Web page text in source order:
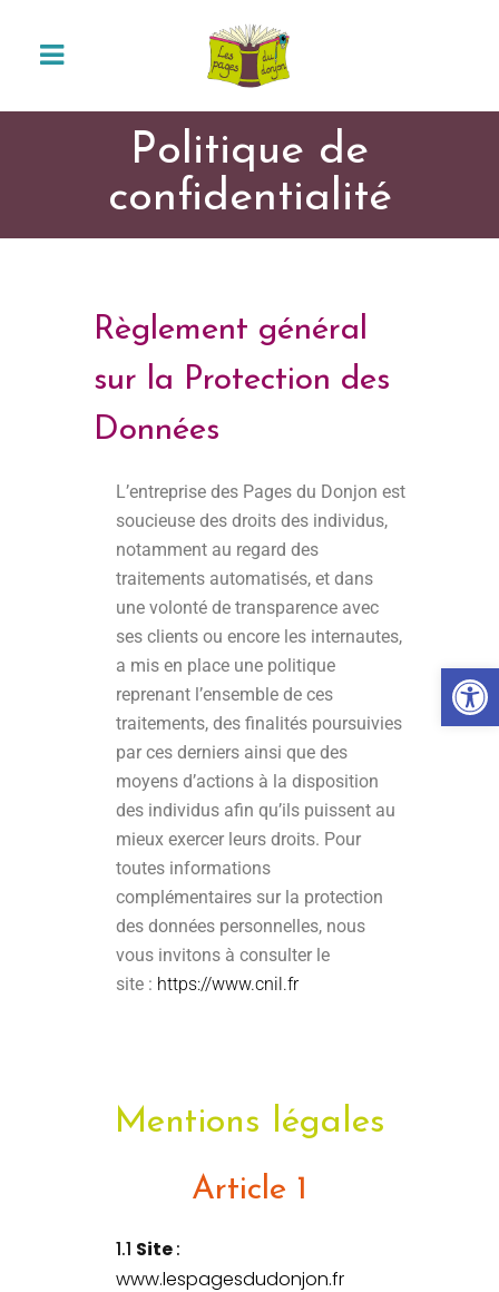
Ouvrir
Politique de
confidentialité
Règlement général
sur la Protection des
Données
L’entreprise des Pages du Donjon est
soucieuse des droits des individus,
notamment au regard des
traitements automatisés, et dans
une volonté de transparence avec
ses clients ou encore les internautes,
a mis en place une politique
reprenant l’ensemble de ces
traitements, des finalités poursuivies
par ces derniers ainsi que des
moyens d’actions à la disposition
des individus afin qu’ils puissent au
mieux exercer leurs droits. Pour
toutes informations
complémentaires sur la protection
des données personnelles, nous
vous invitons à consulter le
site : https://www.cnil.fr
Mentions légales
Article 1
1.1 Site:
www.lespagesdudonjon.fr